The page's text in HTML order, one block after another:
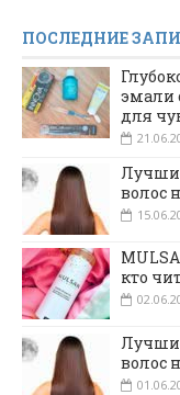
ПОСЛЕДНИЕ
эмали
для
волос
кто
волос